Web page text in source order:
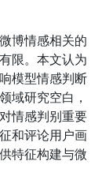
博情感相关的
限。本文认为
模型情感判断
域研究空白，
情感判别重要
和评论用户画
特征构建与微